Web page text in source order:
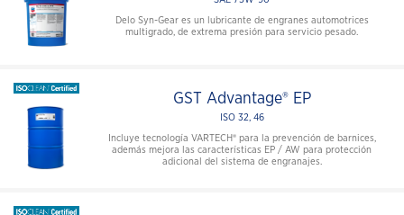
Delo Syn-Gear es un lubricante de engranes automotrices
multigrado, de extrema presión para servicio pesado.
GST Advantage® EP
ISO 32, 46
Incluye tecnología VARTECH® para la prevención de barnices,
además mejora las características EP / AW para protección
adicional del sistema de engranajes.